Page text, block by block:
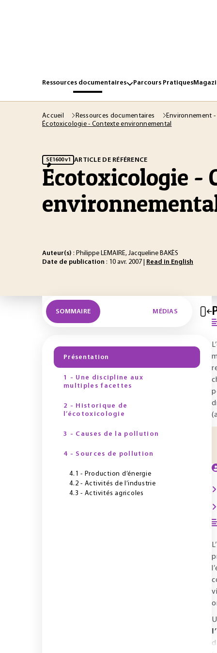
Ressources documentaires Parcours Pratiques
Accueil Ressources documentaires
Environnement
Écotoxicologie - Contexte environnemental
SE1600 v1 ARTICLE DE RÉFÉRENCE
Écotoxicologie -
Auteur(s) : Philippe LEMAIRE, Jacqueline BAKÈS
Date de publication : 10 avr. 2007 | Read in English
SOMMAIRE MÉDIAS
Présentation
1 - Une discipline aux
multiples facettes
2 - Historique de
l’écotoxicologie
3 - Causes de la pollution
4 - Sources de pollution
4.1 - Production d’énergie
4.2 - Activités de l’industrie
4.3 - Activités agricoles
L’